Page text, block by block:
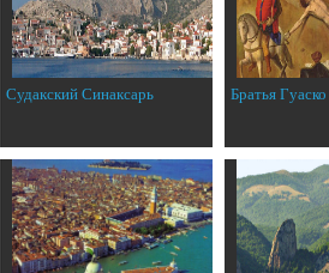
Судакский Синаксарь Братья Гуаско